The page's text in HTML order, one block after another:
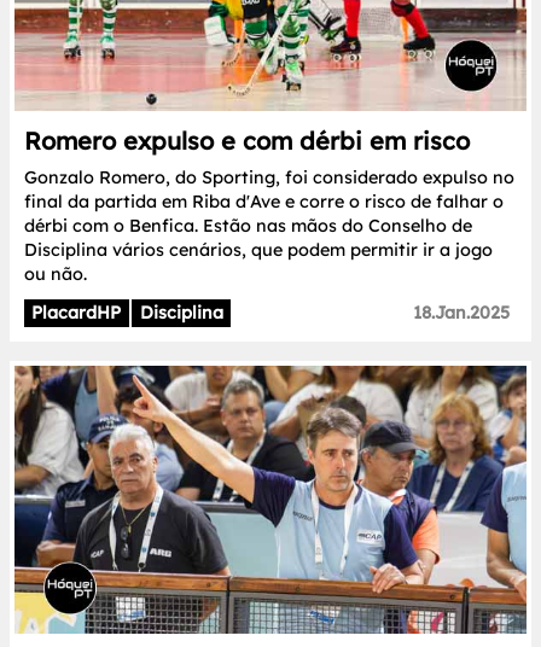
Romero expulso e com dérbi em risco
Gonzalo Romero, do Sporting, foi considerado expulso no
final da partida em Riba d'Ave e corre o risco de falhar o
dérbi com o Benfica. Estão nas mãos do Conselho de
Disciplina vários cenários, que podem permitir ir a jogo
ou não.
PlacardHP
Disciplina 18.Jan.2025